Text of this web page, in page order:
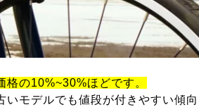
格の10%~30%ほどです。
モデルでも値段が付きやすい傾向